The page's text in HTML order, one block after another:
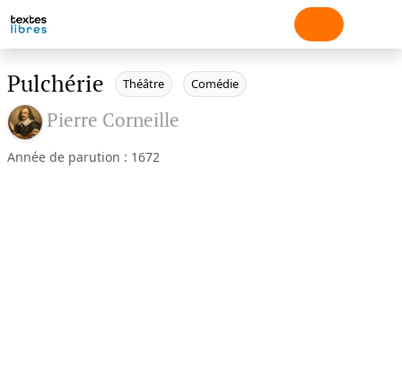
Pulchérie Théâtre Comédie
Pierre Corneille
Année de parution : 1672